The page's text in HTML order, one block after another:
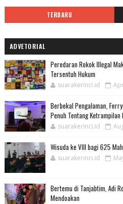
TERBARU
ADVETORIAL
Peredaran Rokok Illegal
Tersentuh Hukum
suarakerinci.id
Berbekal Pengalaman,
Penuh Tentang Ketrampilan
suarakerinci.id
Wisuda ke VIII bagi 625
suarakerinci.id
Bertemu di Tanjabtim, Adi
Mendoakan